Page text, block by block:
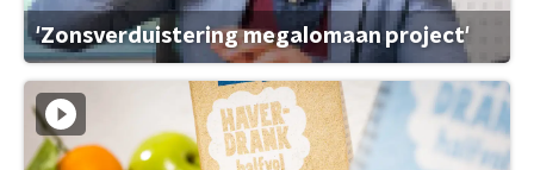
'Zonsverduistering megalomaan project'